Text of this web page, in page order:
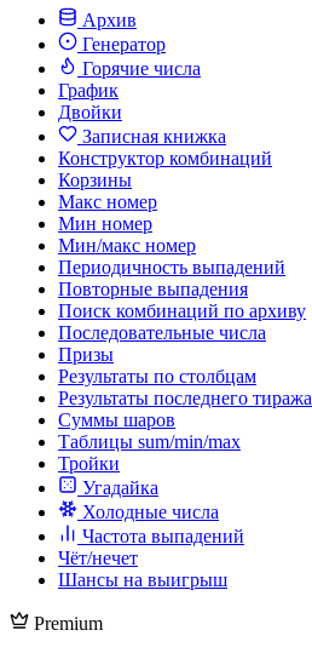
Архив
Генератор
Горячие числа
График
Двойки
Записная книжка
Конструктор комбинаций
Корзины
Макс номер
Мин номер
Мин/макс номер
Периодичность выпадений
Повторные выпадения
Поиск комбинаций по архиву
Последовательные числа
Призы
Результаты по столбцам
Результаты последнего тиража
Суммы шаров
Таблицы sum/min/max
Тройки
Угадайка
Холодные числа
Частота выпадений
Чёт/нечет
Шансы на выигрыш
Premium